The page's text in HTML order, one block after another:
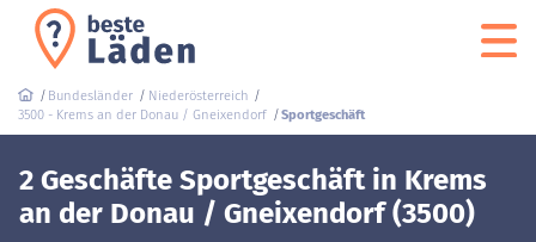
Bundesländer
Niederösterreich
3500 - Krems an der Donau / Gneixendorf
Sportgeschäft
2 Geschäfte Sportgeschäft in Krems
an der Donau / Gneixendorf (3500)